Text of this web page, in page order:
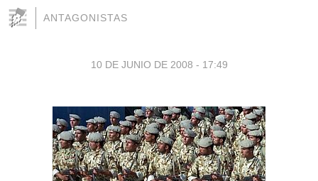
ANTAGONISTAS
10 DE JUNIO DE 2008 - 17:49